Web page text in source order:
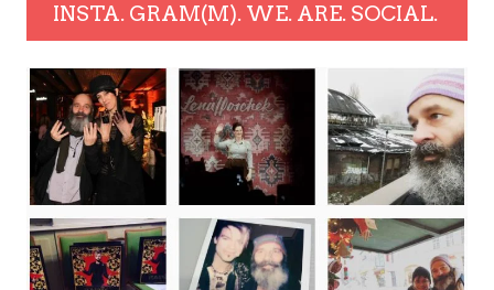
INSTA. GRAM(M). WE. ARE. SOCIAL.